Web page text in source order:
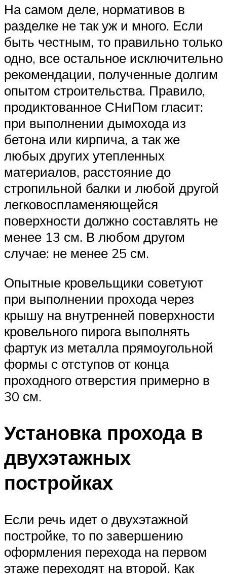
На самом деле, нормативов в
разделке не так уж и много. Если
быть честным, то правильно только
одно, все остальное исключительно
рекомендации, полученные долгим
опытом строительства. Правило,
продиктованное СНиПом гласит:
при выполнении дымохода из
бетона или кирпича, а так же
любых других утепленных
материалов, расстояние до
стропильной балки и любой другой
легковоспламеняющейся
поверхности должно составлять не
менее 13 см. В любом другом
случае: не менее 25 см.
Опытные кровельщики советуют
при выполнении прохода через
крышу на внутренней поверхности
кровельного пирога выполнять
фартук из металла прямоугольной
формы с отступов от конца
проходного отверстия примерно в
30 см.
Установка прохода в
двухэтажных
постройках
Если речь идет о двухэтажной
постройке, то по завершению
оформления перехода на первом
этаже переходят на второй. Как